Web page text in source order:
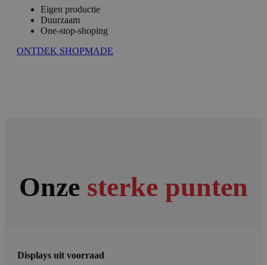
Eigen productie
Duurzaam
One-stop-shoping
ONTDEK SHOPMADE
Onze sterke punten
Displays uit voorraad